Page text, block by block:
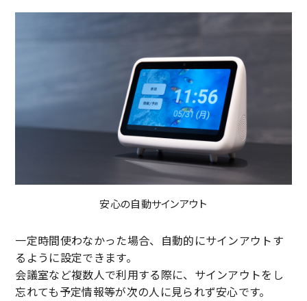
安心の自動サインアウト
一定時間使わなかった場合、自動的にサインアウトす
るように設定できます。
会議室など複数人で利用する際に、サインアウトをし
忘れても予定情報等が次の人に見られず安心です。